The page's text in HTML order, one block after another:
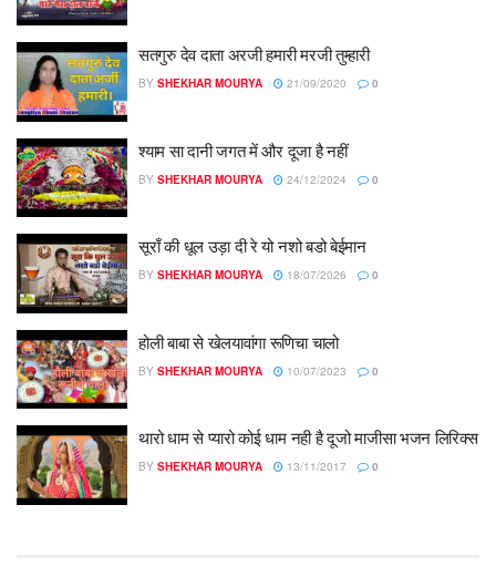
सतगुरु देव दाता अरजी हमारी मरजी तुम्हारी
BY SHEKHAR MOURYA 21/09/2020 0
श्याम सा दानी जगत में और दूजा है नहीं
BY SHEKHAR MOURYA 24/12/2024 0
सूराँ की धूल उड़ा दी रे यो नशो बडो बेईमान
BY SHEKHAR MOURYA 18/07/2026 0
होली बाबा से खेलयावांगा रूणिचा चालो
BY SHEKHAR MOURYA 10/07/2023 0
थारो धाम से प्यारो कोई धाम नही है दूजो माजीसा भजन लिरिक्स
BY SHEKHAR MOURYA 13/11/2017 0